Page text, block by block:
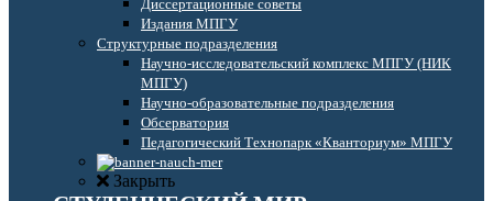
Диссертационные советы
Издания МПГУ
Структурные подразделения
Научно-исследовательский комплекс МПГУ (НИК
МПГУ)
Научно-образовательные подразделения
Обсерватория
Педагогический Технопарк «Кванториум» МПГУ
Закрыть